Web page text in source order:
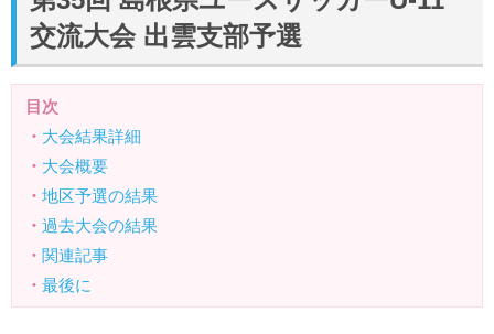
交流大会 出雲支部予選
目次
・ 大会結果詳細
・ 大会概要
・ 地区予選の結果
・ 過去大会の結果
・ 関連記事
・ 最後に